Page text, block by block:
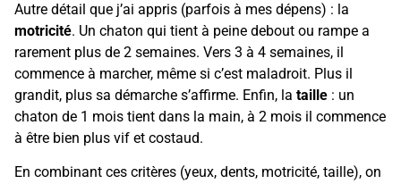
Autre détail que j’ai appris (parfois à mes dépens) : la
motricité. Un chaton qui tient à peine debout ou rampe a
rarement plus de 2 semaines. Vers 3 à 4 semaines, il
commence à marcher, même si c’est maladroit. Plus il
grandit, plus sa démarche s’affirme. Enfin, la taille : un
chaton de 1 mois tient dans la main, à 2 mois il commence
à être bien plus vif et costaud.
En combinant ces critères (yeux, dents, motricité, taille), on